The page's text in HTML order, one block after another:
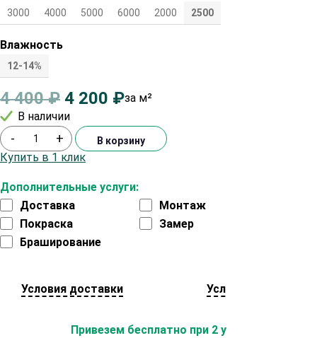
3000 4000 5000 6000 2000 2500
Влажность
12-14%
4 400₽ 4 200 ₽за м²
В наличии
Дополнительные услуги:
Доставка
Монтаж
Покраска
Замер
Браширование
- + В корзину
Купить в 1 клик
Условия доставки Условия оплаты
Привезем бесплатно при 2 условиях: